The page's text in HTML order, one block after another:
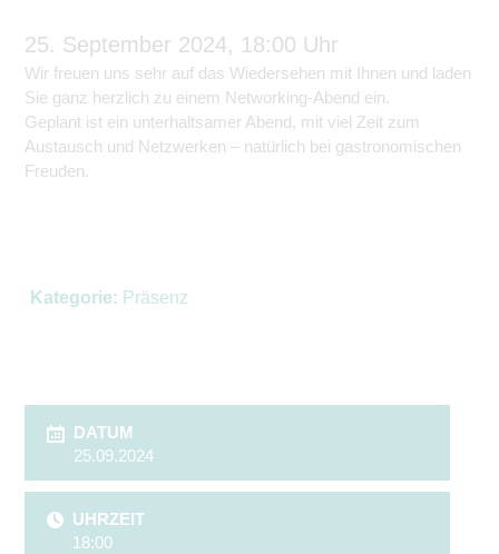
25. September 2024, 18:00 Uhr
Wir freuen uns sehr auf das Wiedersehen mit Ihnen und laden
Sie ganz herzlich zu einem Networking-Abend ein.
Geplant ist ein unterhaltsamer Abend, mit viel Zeit zum
Austausch und Netzwerken – natürlich bei gastronomischen
Freuden.
Kategorie: Präsenz
DATUM
25.09.2024
UHRZEIT
18:00